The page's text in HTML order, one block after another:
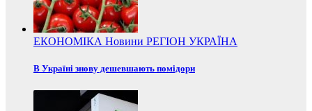
ЕКОНОМІКА Новини РЕГІОН УКРАЇНА
В Україні знову дешевшають помідори